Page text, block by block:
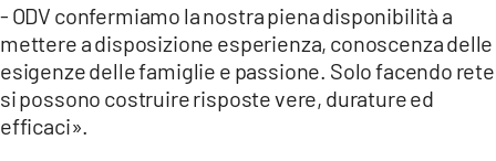
- ODV confermiamo la nostra piena disponibilità a
mettere a disposizione esperienza, conoscenza delle
esigenze delle famiglie e passione. Solo facendo rete
si possono costruire risposte vere, durature ed
efficaci».